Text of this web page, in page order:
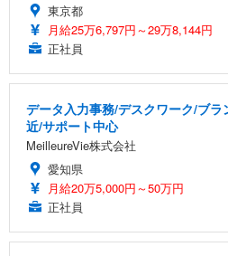
東京都
月給25万6,797円～29万8,144円
正社員
データ入力事務/デスクワーク/ブ
近/サポート中心
MeilleureVie株式会社
愛知県
月給20万5,000円～50万円
正社員